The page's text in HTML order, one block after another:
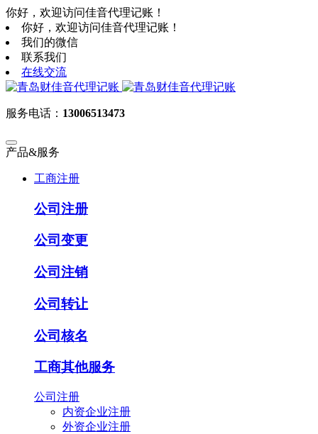
你好，欢迎访问佳音代理记账！
你好，欢迎访问佳音代理记账！
我们的微信
联系我们
在线交流
服务电话： 13006513473
产品&服务
工商注册
公司注册
公司变更
公司注销
公司转让
公司核名
工商其他服务
公司注册
内资企业注册
外资企业注册